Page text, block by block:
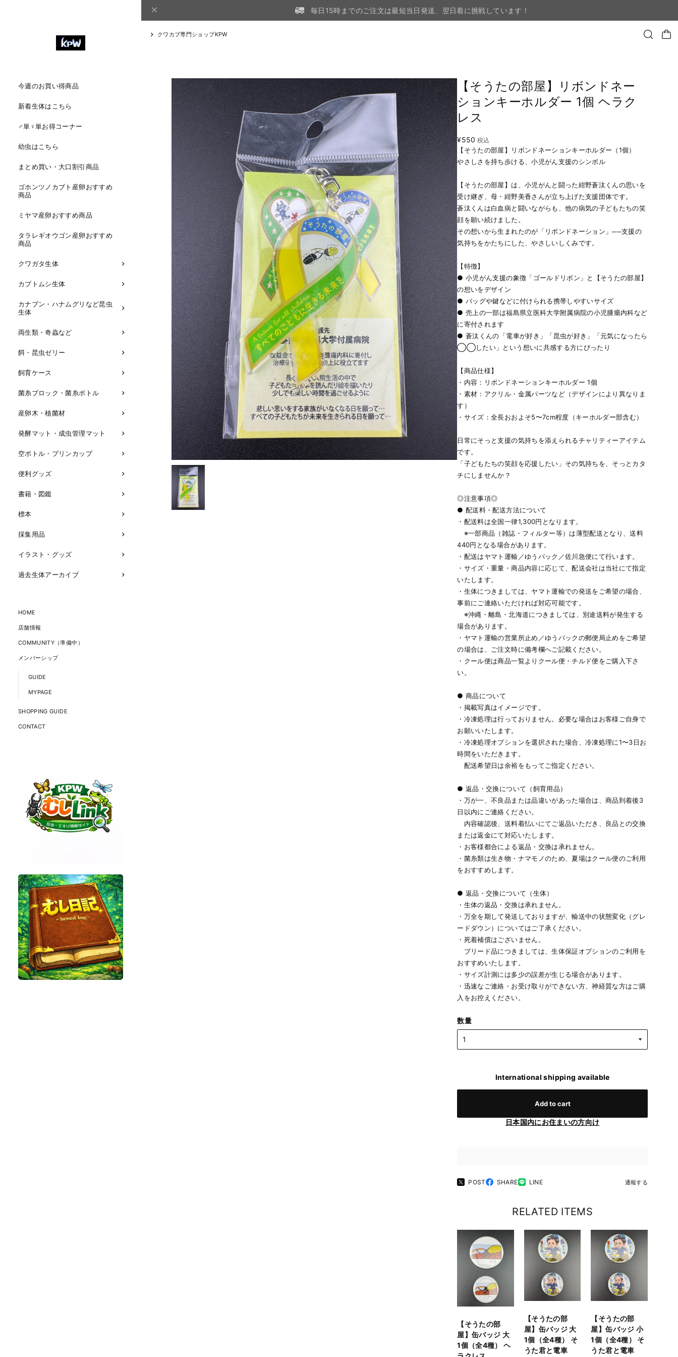
今週のお買い得商品
新着生体はこちら
♂単♀単お得コーナー
幼虫はこちら
まとめ買い・大口割引商品
ゴホンツノカブト産卵おすすめ
商品
ミヤマ産卵おすすめ商品
タラレギオウゴン産卵おすすめ
商品
クワガタ生体
カブトムシ生体
カナブン・ハナムグリなど昆虫
生体
両生類・奇蟲など
餌・昆虫ゼリー
飼育ケース
菌糸ブロック・菌糸ボトル
産卵木・植菌材
発酵マット・成虫管理マット
空ボトル・プリンカップ
便利グッズ
書籍・図鑑
標本
採集用品
イラスト・グッズ
過去生体アーカイブ
HOME
店舗情報
COMMUNITY（準備中）
メンバーシップ
GUIDE
MYPAGE
SHOPPING GUIDE
CONTACT
毎日15時までのご注文は最短当日発送、翌日着に挑戦しています！
クワカブ専門ショップKPW
【そうたの部屋】リボンドネー
ションキーホルダー 1個 ヘラク
レス
¥550 税込
【そうたの部屋】リボンドネーションキーホルダー（1個）
やさしさを持ち歩ける、小児がん支援のシンボル
【そうたの部屋】は、小児がんと闘った紺野蒼汰くんの思いを
受け継ぎ、母・紺野美香さんが立ち上げた支援団体です。
蒼汰くんは白血病と闘いながらも、他の病気の子どもたちの笑
顔を願い続けました。
その想いから生まれたのが「リボンドネーション」──支援の
気持ちをかたちにした、やさしいしくみです。
【特徴】
● 小児がん支援の象徴「ゴールドリボン」と【そうたの部屋】
の想いをデザイン
● バッグや鍵などに付けられる携帯しやすいサイズ
● 売上の一部は福島県立医科大学附属病院の小児腫瘍内科など
に寄付されます
● 蒼汰くんの「電車が好き」「昆虫が好き」「元気になったら
◯◯したい」という想いに共感する方にぴったり
【商品仕様】
・内容：リボンドネーションキーホルダー 1個
・素材：アクリル・金属パーツなど（デザインにより異なりま
す）
・サイズ：全長おおよそ5〜7cm程度（キーホルダー部含む）
日常にそっと支援の気持ちを添えられるチャリティーアイテム
です。
「子どもたちの笑顔を応援したい」その気持ちを、そっとカタ
チにしませんか？
◎注意事項◎
● 配送料・配送方法について
・配送料は全国一律1,300円となります。
※一部商品（雑誌・フィルター等）は薄型配送となり、送料
440円となる場合があります。
・配送はヤマト運輸／ゆうパック／佐川急便にて行います。
・サイズ・重量・商品内容に応じて、配送会社は当社にて指定
いたします。
・生体につきましては、ヤマト運輸での発送をご希望の場合、
事前にご連絡いただければ対応可能です。
※沖縄・離島・北海道につきましては、別途送料が発生する
場合があります。
・ヤマト運輸の営業所止め／ゆうパックの郵便局止めをご希望
の場合は、ご注文時に備考欄へご記載ください。
・クール便は商品一覧よりクール便・チルド便をご購入下さ
い。
● 商品について
・掲載写真はイメージです。
・冷凍処理は行っておりません。必要な場合はお客様ご自身で
お願いいたします。
・冷凍処理オプションを選択された場合、冷凍処理に1〜3日お
時間をいただきます。
配送希望日は余裕をもってご指定ください。
● 返品・交換について（飼育用品）
・万が一、不良品または品違いがあった場合は、商品到着後3
日以内にご連絡ください。
内容確認後、送料着払いにてご返品いただき、良品との交換
または返金にて対応いたします。
・お客様都合による返品・交換は承れません。
・菌糸類は生き物・ナマモノのため、夏場はクール便のご利用
をおすすめします。
● 返品・交換について（生体）
・生体の返品・交換は承れません。
・万全を期して発送しておりますが、輸送中の状態変化（グレ
ードダウン）についてはご了承ください。
・死着補償はございません。
ブリード品につきましては、生体保証オプションのご利用を
おすすめいたします。
・サイズ計測には多少の誤差が生じる場合があります。
・迅速なご連絡・お受け取りができない方、神経質な方はご購
入をお控えください。
数量
International shipping available
Add to cart
日本国内にお住まいの方向け
POST SHARE LINE 通報する
RELATED ITEMS
【そうたの部
屋】缶バッジ 大
1個（全4種） ヘ
【そうたの部
屋】缶バッジ 大
1個（全4種） そ
うた君と電車
【そうたの部
屋】缶バッジ 小
1個（全4種） そ
うた君と電車